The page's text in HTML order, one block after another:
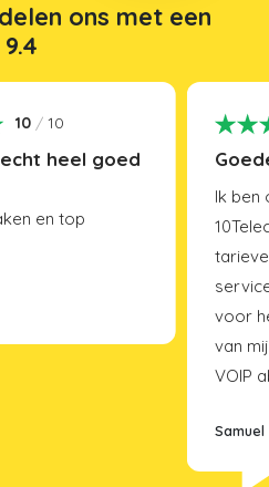
ons met een
9.4
10 /10
heel goed
en top
Ik ben
voor
van
VOIP
Samuel